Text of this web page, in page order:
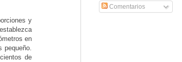
y
en
pequeño.
de
Comentarios